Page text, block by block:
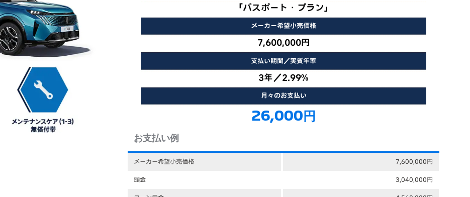
「パスポート・プラン」
メーカー希望小売価格
7,600,000円
支払い期間／実質年率
3年／2.99%
月々のお支払い
26,000円
お支払い例
メーカー希望小売価格
7,600,000円
頭金
3,040,000円